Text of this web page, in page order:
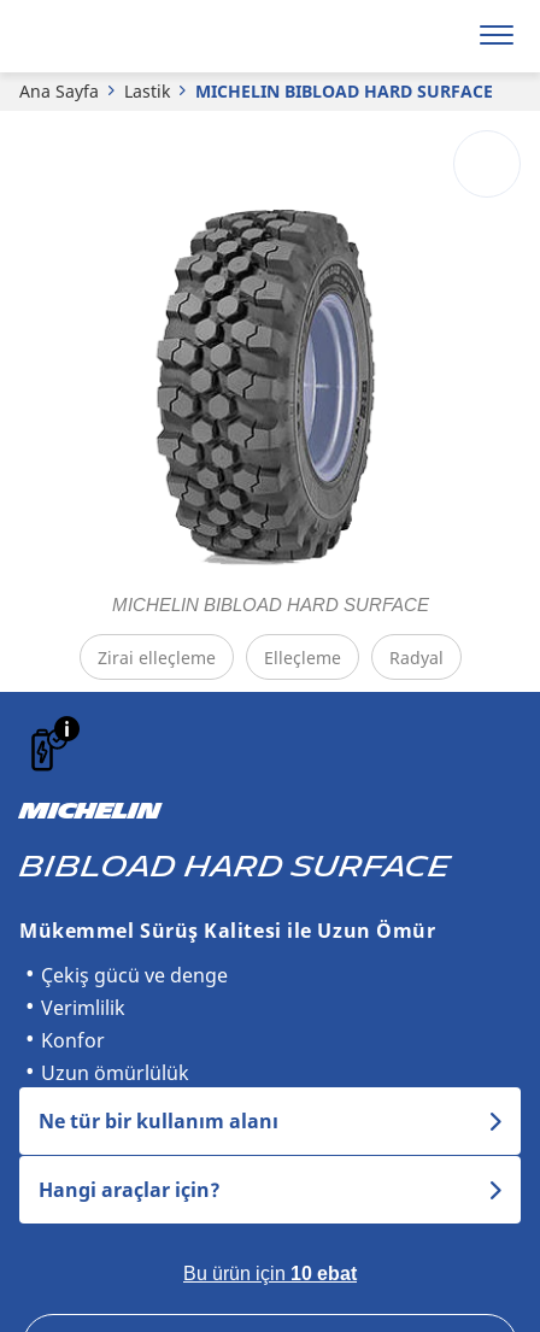
Ana Sayfa Lastik MICHELIN BIBLOAD HARD SURFACE​
MICHELIN BIBLOAD HARD SURFACE​
Zirai elleçleme Elleçleme Radyal
MICHELIN
BIBLOAD HARD SURFACE​
Mükemmel Sürüş Kalitesi ile Uzun Ömür
Çekiş gücü ve denge
Verimlilik
Konfor
Uzun ömürlülük
Ne tür bir kullanım alanı
Hangi araçlar için?
Bu ürün için 10 ebat